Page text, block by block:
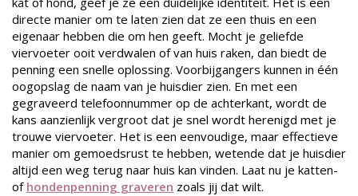
directe manier om te laten zien dat ze een thuis en een
eigenaar hebben die om hen geeft. Mocht je geliefde
viervoeter ooit verdwalen of van huis raken, dan biedt de
penning een snelle oplossing. Voorbijgangers kunnen in één
oogopslag de naam van je huisdier zien. En met een
gegraveerd telefoonnummer op de achterkant, wordt de
kans aanzienlijk vergroot dat je snel wordt herenigd met je
trouwe viervoeter. Het is een eenvoudige, maar effectieve
manier om gemoedsrust te hebben, wetende dat je huisdier
altijd een weg terug naar huis kan vinden. Laat nu je katten-
of hondenpenning graveren zoals jij dat wilt.